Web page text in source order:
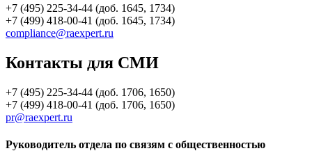
+7 (495) 225-34-44 (доб. 1645, 1734)
+7 (499) 418-00-41 (доб. 1645, 1734)
compliance@raexpert.ru
Контакты для СМИ
+7 (495) 225-34-44 (доб. 1706, 1650)
+7 (499) 418-00-41 (доб. 1706, 1650)
pr@raexpert.ru
Руководитель отдела по связям с общественностью